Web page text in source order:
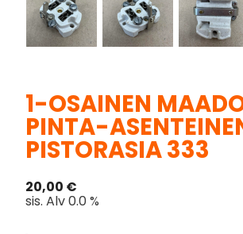
1-OSAINEN
PINTA-
PISTORASIA 333
20,00 €
sis. Alv 0.0 %